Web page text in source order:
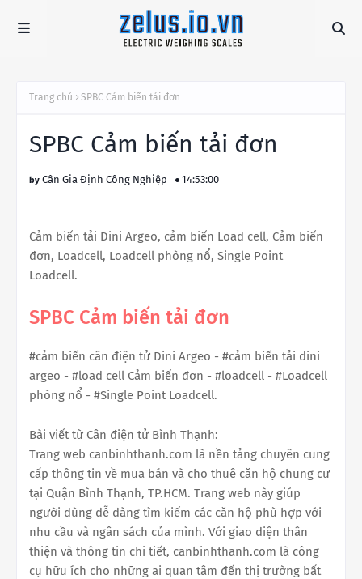
Trang chủ SPBC Cảm biến tải đơn
SPBC Cảm biến tải đơn
Cân Gia Định Công Nghiệp 14:53:00
Cảm biến tải Dini Argeo, cảm biến Load cell, Cảm biến
đơn, Loadcell, Loadcell phòng nổ, Single Point
Loadcell.
SPBC Cảm biến tải đơn
#cảm biến cân điện tử Dini Argeo - #cảm biến tải dini
argeo - #load cell Cảm biến đơn - #loadcell - #Loadcell
phòng nổ - #Single Point Loadcell.
Bài viết từ Cân điện tử Bình Thạnh:
Trang web canbinhthanh.com là nền tảng chuyên cung
cấp thông tin về mua bán và cho thuê căn hộ chung cư
tại Quận Bình Thạnh, TP.HCM. Trang web này giúp
người dùng dễ dàng tìm kiếm các căn hộ phù hợp với
nhu cầu và ngân sách của mình. Với giao diện thân
thiện và thông tin chi tiết, canbinhthanh.com là công
cụ hữu ích cho những ai quan tâm đến thị trường bất